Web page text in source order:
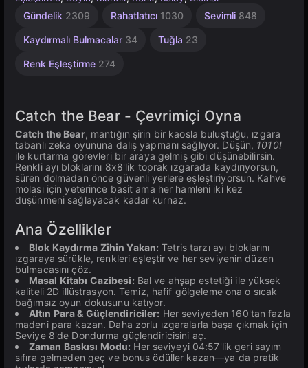
Gündelik 2309 Rahatlatıcı 1030 Sevimli 848
Kaydırmalı Bulmacalar 34 Tuğla 23
Renk Eşleştirme 274
Dokunmatik
Masaüstü
Bağımsız
Uygulama
Alma
Oyunlar
Catch the Bear - Çevrimiçi Oyna
Catch the Bear, mantığın şirin bir kaosla buluştuğu, ızgara
tabanlı zeka oyununa dalış yapmanı sağlıyor. Düşün, 1010!
ile kurtarma görevleri bir araya gelmiş gibi düşünebilirsin.
Renkli ayı bloklarını 8x8'lik toprak ızgarada kaydırıyorsun,
süren dolmadan önce güvenli yerlere eşleştiriyorsun. Kahve
molası için yeterince basit ama her hamleni iki kez
düşünmeni sağlayacak kadar kurnaz.
Ana Özellikler
Blok Kaydırma Zihin Yakan: Tetris tarzı ayı bloklarını
ızgaraya sürükle, renkleri eşleştir ve her seviyenin düzen
bulmacasını çöz.
Masal Kitabı Cazibesi: Bal ve ahşap estetiği ile yüksek
kaliteli 2D illüstrasyon. Temiz, hafif gölgeleme ona o sıcak
bağımsız oyun dokusunu katıyor.
Altın Para & Güçlendiriciler: Her seviyeden 160'tan fazla
madeni para kazan. Daha zorlu ızgaralarla başa çıkmak için
Seviye 8'de Dondurma güçlendiricisini aç.
Zaman Baskısı Modu: Her seviyeyi 04:57'lik geri sayım
sıfıra gelmeden geç ve bonus ödüller kazan—ya da pratik